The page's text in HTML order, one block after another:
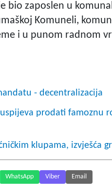
bio zaposlen u
Komuneli,
i u punom radnom
- decentralizacija
prodati famoznu
klupama, izvješća
WhatsApp Viber Email